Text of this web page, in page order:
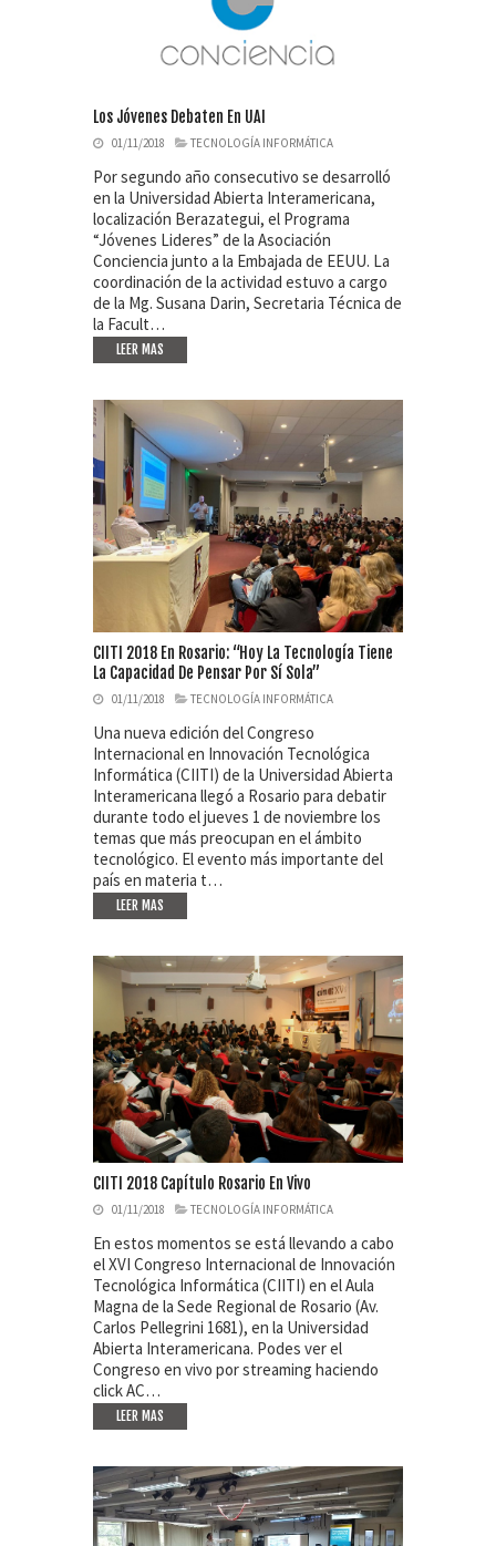
Los Jóvenes Debaten En UAI
01/11/2018 TECNOLOGÍA INFORMÁTICA
Por segundo año consecutivo se desarrolló
en la Universidad Abierta Interamericana,
localización Berazategui, el Programa
“Jóvenes Lideres” de la Asociación
Conciencia junto a la Embajada de EEUU. La
coordinación de la actividad estuvo a cargo
de la Mg. Susana Darin, Secretaria Técnica de
la Facult…
LEER MAS
CIITI 2018 En Rosario: “Hoy La Tecnología Tiene
La Capacidad De Pensar Por Sí Sola”
01/11/2018 TECNOLOGÍA INFORMÁTICA
Una nueva edición del Congreso
Internacional en Innovación Tecnológica
Informática (CIITI) de la Universidad Abierta
Interamericana llegó a Rosario para debatir
durante todo el jueves 1 de noviembre los
temas que más preocupan en el ámbito
tecnológico. El evento más importante del
país en materia t…
LEER MAS
CIITI 2018 Capítulo Rosario En Vivo
01/11/2018 TECNOLOGÍA INFORMÁTICA
En estos momentos se está llevando a cabo
el XVI Congreso Internacional de Innovación
Tecnológica Informática (CIITI) en el Aula
Magna de la Sede Regional de Rosario (Av.
Carlos Pellegrini 1681), en la Universidad
Abierta Interamericana. Podes ver el
Congreso en vivo por streaming haciendo
click AC…
LEER MAS